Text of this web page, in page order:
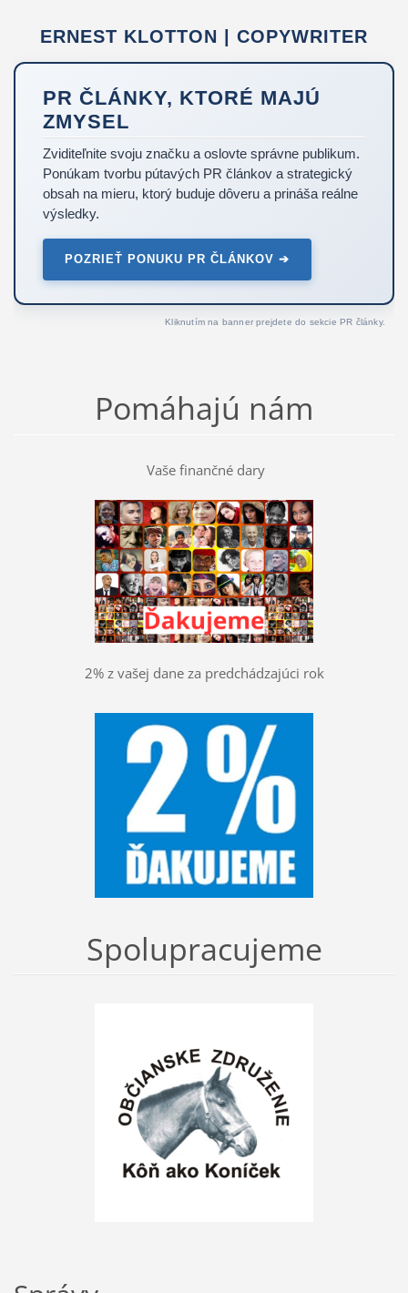
ERNEST KLOTTON | COPYWRITER
PR ČLÁNKY, KTORÉ MAJÚ
ZMYSEL
Zviditeľnite svoju značku a oslovte správne publikum.
Ponúkam tvorbu pútavých PR článkov a strategický
obsah na mieru, ktorý buduje dôveru a prináša reálne
výsledky.
POZRIEŤ PONUKU PR ČLÁNKOV ➔
Kliknutím na banner prejdete do sekcie PR články.
Pomáhajú nám
Vaše finančné dary
2% z vašej dane za predchádzajúci rok
Spolupracujeme